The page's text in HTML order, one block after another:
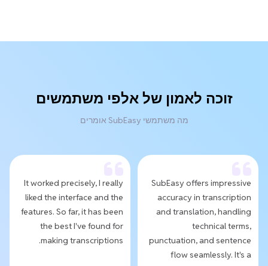
זוכה לאמון של אלפי משתמשים
מה משתמשי SubEasy אומרים
SubEasy offers impressive
accuracy in transcription
and translation, handling
technical terms,
punctuation, and sentence
flow seamlessly. It's a
It worked precisely, I really
liked the interface and the
features. So far, it has been
the best I've found for
making transcriptions.